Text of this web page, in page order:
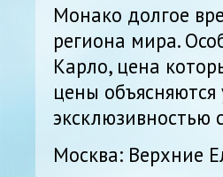
Монако долгое
региона мира.
Карло, цена
цены
эксклюзивностью
Москва: Верхние